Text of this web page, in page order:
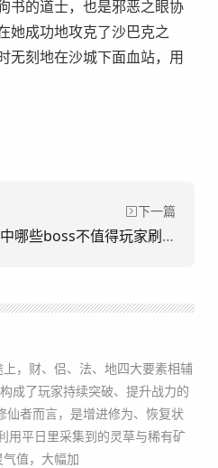
书的道士，也是邪恶之眼协
她成功地攻克了沙巴克之
无刻地在沙城下面血站，用
下一篇
在新开变态英雄传奇中哪些boss不值得玩家刷。(新开放的《变形英雄传奇中有哪些boss不值得玩家追捧。)
，财、侣、法、地四大要素相辅
成了玩家持续突破、提升战力的
仙者而言，是增进修为、恢复状
用平日里采集到的灵草与稀有矿
值，大幅加